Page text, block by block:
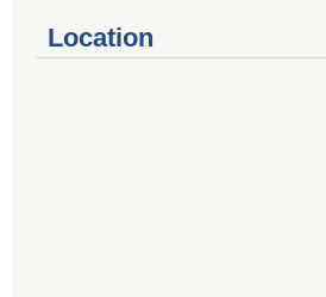
Location